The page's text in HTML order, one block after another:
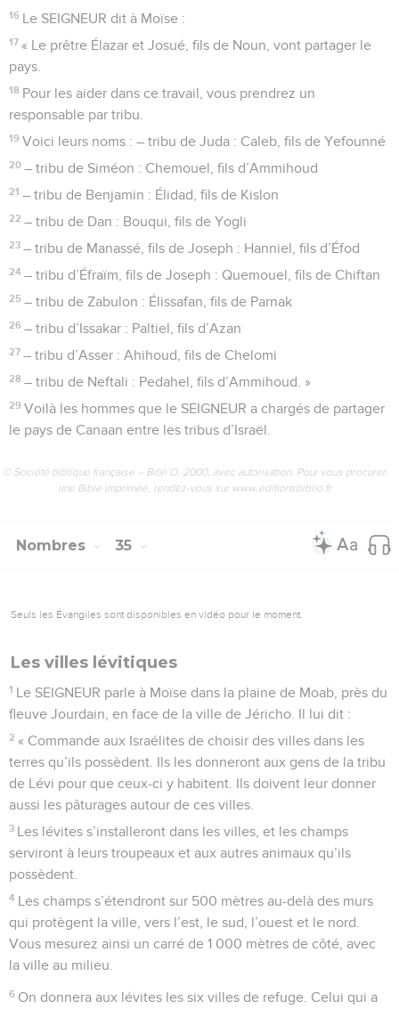
16 Le SEIGNEUR dit à Moïse :
17 « Le prêtre Élazar et Josué, fils de Noun, vont partager le
pays.
18 Pour les aider dans ce travail, vous prendrez un
responsable par tribu.
19 Voici leurs noms : – tribu de Juda : Caleb, fils de Yefounné
20 – tribu de Siméon : Chemouel, fils d’Ammihoud
21 – tribu de Benjamin : Élidad, fils de Kislon
22 – tribu de Dan : Bouqui, fils de Yogli
23 – tribu de Manassé, fils de Joseph : Hanniel, fils d’Éfod
24 – tribu d’Éfraïm, fils de Joseph : Quemouel, fils de Chiftan
25 – tribu de Zabulon : Élissafan, fils de Parnak
26 – tribu d’Issakar : Paltiel, fils d’Azan
27 – tribu d’Asser : Ahihoud, fils de Chelomi
28 – tribu de Neftali : Pedahel, fils d’Ammihoud. »
29 Voilà les hommes que le SEIGNEUR a chargés de partager
le pays de Canaan entre les tribus d’Israël.
© Société biblique française – Bibli’O, 2000, avec autorisation. Pour vous procurer
une Bible imprimée, rendez-vous sur www.editionsbiblio.fr
Nombres 35
Seuls les Évangiles sont disponibles en vidéo pour le moment.
Les villes lévitiques
1 Le SEIGNEUR parle à Moïse dans la plaine de Moab, près du
fleuve Jourdain, en face de la ville de Jéricho. Il lui dit :
2 « Commande aux Israélites de choisir des villes dans les
terres qu’ils possèdent. Ils les donneront aux gens de la tribu
de Lévi pour que ceux-ci y habitent. Ils doivent leur donner
aussi les pâturages autour de ces villes.
3 Les lévites s’installeront dans les villes, et les champs
serviront à leurs troupeaux et aux autres animaux qu’ils
possèdent.
4 Les champs s’étendront sur 500 mètres au-delà des murs
qui protègent la ville, vers l’est, le sud, l’ouest et le nord.
Vous mesurez ainsi un carré de 1 000 mètres de côté, avec
la ville au milieu.
6 On donnera aux lévites les six villes de refuge. Celui qui a